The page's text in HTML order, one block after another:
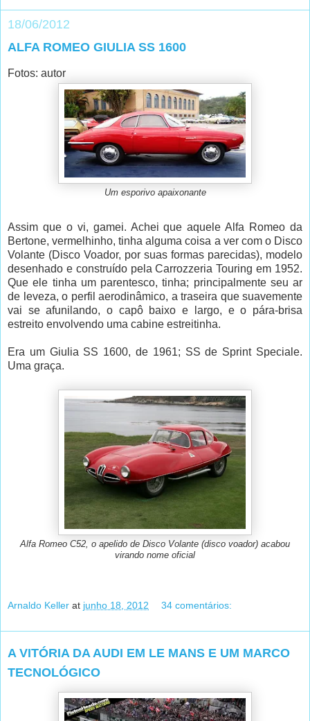
18/06/2012
ALFA ROMEO GIULIA SS 1600
Fotos: autor
Um esporivo apaixonante
Assim que o vi, gamei. Achei que aquele Alfa Romeo da
Bertone, vermelhinho, tinha alguma coisa a ver com o Disco
Volante (Disco Voador, por suas formas parecidas), modelo
desenhado e construído pela Carrozzeria Touring em 1952.
Que ele tinha um parentesco, tinha; principalmente seu ar
de leveza, o perfil aerodinâmico, a traseira que suavemente
vai se afunilando, o capô baixo e largo, e o pára-brisa
estreito envolvendo uma cabine estreitinha.
Era um Giulia SS 1600, de 1961; SS de Sprint Speciale.
Uma graça.
Alfa Romeo C52, o apelido de Disco Volante (disco voador) acabou
virando nome oficial
Arnaldo Keller at junho 18, 2012 34 comentários:
A VITÓRIA DA AUDI EM LE MANS E UM MARCO
TECNOLÓGICO